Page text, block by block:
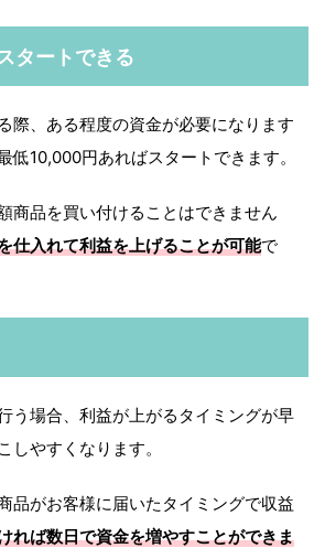
タートできる
際、ある程度の資金が必要になります
低10,000円あればスタートできます。
商品を買い付けることはできません
仕入れて利益を上げることが可能で
う場合、利益が上がるタイミングが早
しやすくなります。
品がお客様に届いたタイミングで収益
れば数日で資金を増やすことができま